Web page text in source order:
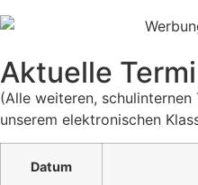
Aktuelle
(Alle weiteren,
unserem elektronischen
Datum